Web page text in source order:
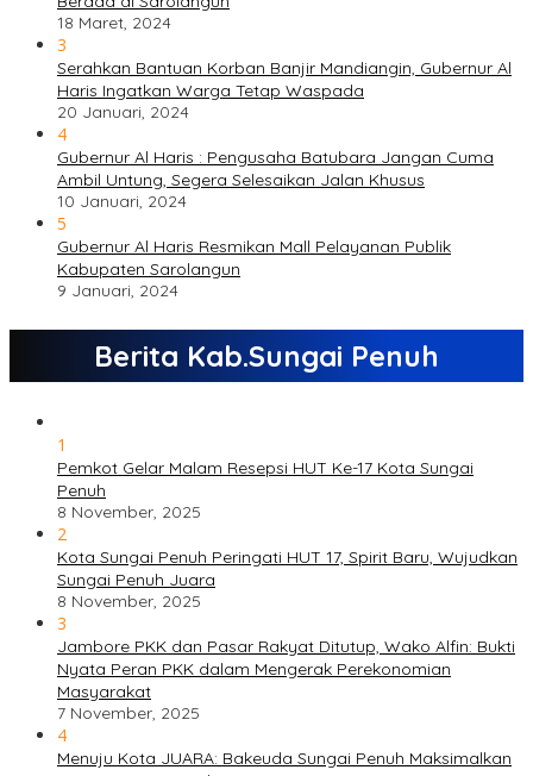
18 Maret, 2024
3
Serahkan Bantuan Korban Banjir Mandiangin, Gubernur Al
Haris Ingatkan Warga Tetap Waspada
20 Januari, 2024
4
Gubernur Al Haris : Pengusaha Batubara Jangan Cuma
Ambil Untung, Segera Selesaikan Jalan Khusus
10 Januari, 2024
5
Gubernur Al Haris Resmikan Mall Pelayanan Publik
Kabupaten Sarolangun
9 Januari, 2024
Berita Kab.Sungai Penuh
1
Pemkot Gelar Malam Resepsi HUT Ke-17 Kota Sungai
Penuh
8 November, 2025
2
Kota Sungai Penuh Peringati HUT 17, Spirit Baru, Wujudkan
Sungai Penuh Juara
8 November, 2025
3
Jambore PKK dan Pasar Rakyat Ditutup, Wako Alfin: Bukti
Nyata Peran PKK dalam Mengerak Perekonomian
Masyarakat
7 November, 2025
4
Menuju Kota JUARA: Bakeuda Sungai Penuh Maksimalkan